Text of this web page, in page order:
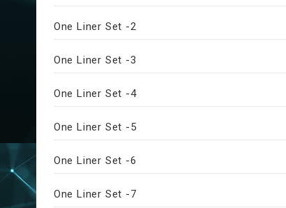
One Liner Set -2
One Liner Set -3
One Liner Set -4
One Liner Set -5
One Liner Set -6
One Liner Set -7